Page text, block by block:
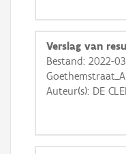
Basis Lagen
OSM-
GRB-
Verslag van
Bestand: 2022-
Auteur(s): DE